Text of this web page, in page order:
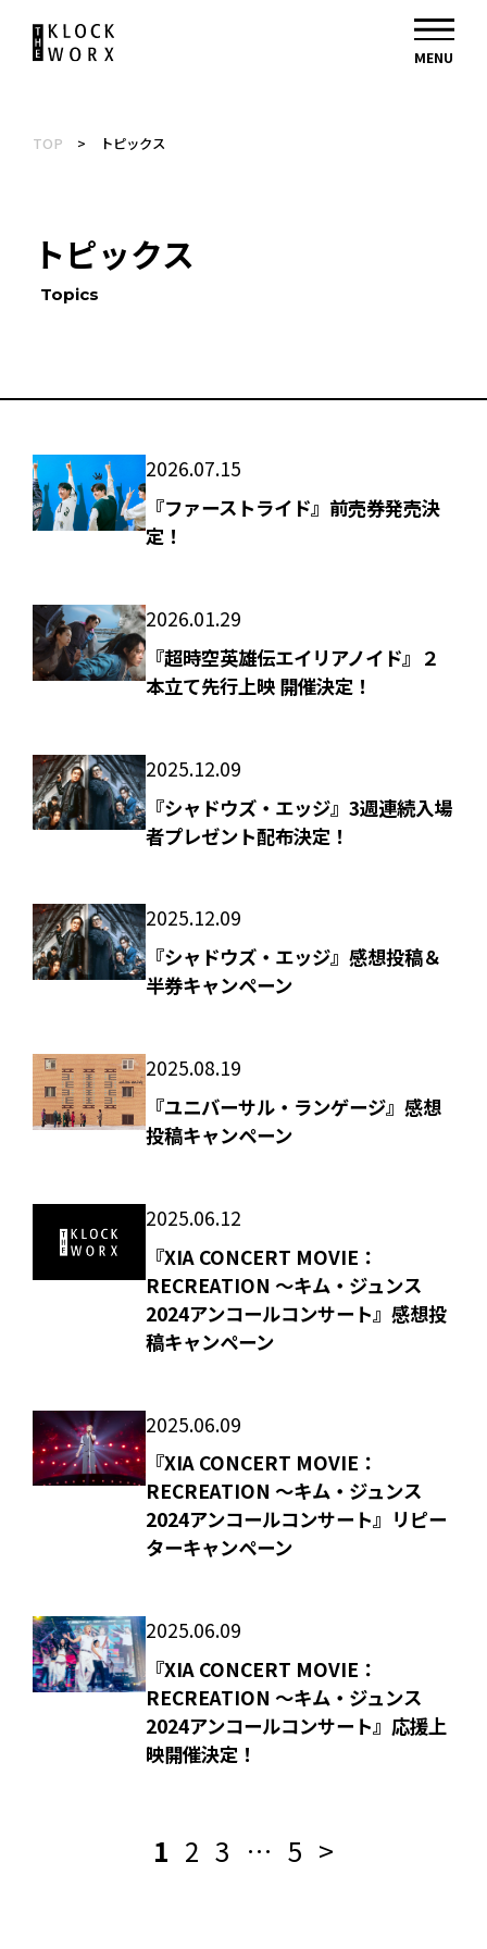
TOP > トピックス
トピックス
Topics
2026.07.15
『ファーストライド』前売券発売決
定！
2026.01.29
『超時空英雄伝エイリアノイド』２
本立て先行上映 開催決定！
2025.12.09
『シャドウズ・エッジ』3週連続入場
者プレゼント配布決定！
2025.12.09
『シャドウズ・エッジ』感想投稿＆
半券キャンペーン
2025.08.19
『ユニバーサル・ランゲージ』感想
投稿キャンペーン
2025.06.12
『XIA CONCERT MOVIE：
RECREATION ～キム・ジュンス
2024アンコールコンサート』感想投
稿キャンペーン
2025.06.09
『XIA CONCERT MOVIE：
RECREATION ～キム・ジュンス
2024アンコールコンサート』リピー
ターキャンペーン
2025.06.09
『XIA CONCERT MOVIE：
RECREATION ～キム・ジュンス
2024アンコールコンサート』応援上
映開催決定！
1 2 3 … >
5